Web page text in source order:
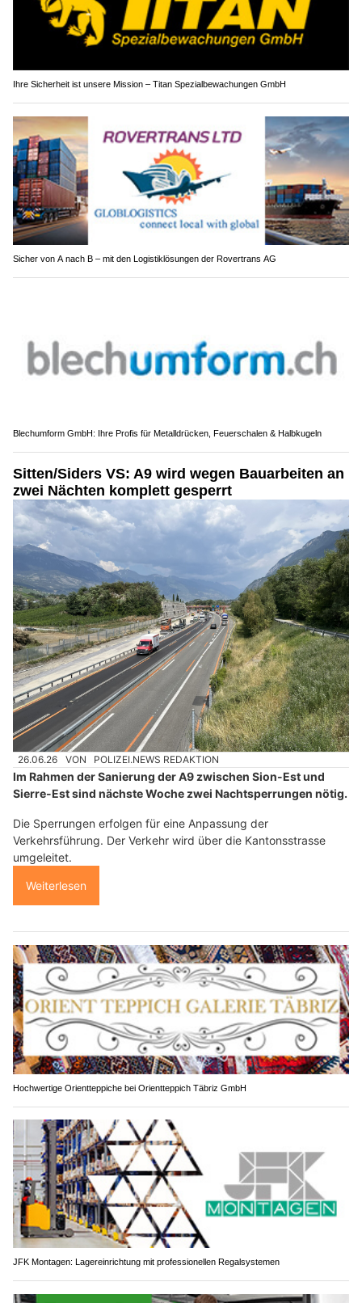
Ihre Sicherheit ist unsere Mission – Titan Spezialbewachungen GmbH
Sicher von A nach B – mit den Logistiklösungen der Rovertrans AG
Blechumform GmbH: Ihre Profis für Metalldrücken, Feuerschalen & Halbkugeln
Sitten/Siders VS: A9 wird wegen Bauarbeiten an
zwei Nächten komplett gesperrt
26.06.26 VON POLIZEI.NEWS REDAKTION
Im Rahmen der Sanierung der A9 zwischen Sion-Est und
Sierre-Est sind nächste Woche zwei Nachtsperrungen nötig.
Die Sperrungen erfolgen für eine Anpassung der
Verkehrsführung. Der Verkehr wird über die Kantonsstrasse
umgeleitet.
Weiterlesen
Hochwertige Orientteppiche bei Orientteppich Täbriz GmbH
JFK Montagen: Lagereinrichtung mit professionellen Regalsystemen